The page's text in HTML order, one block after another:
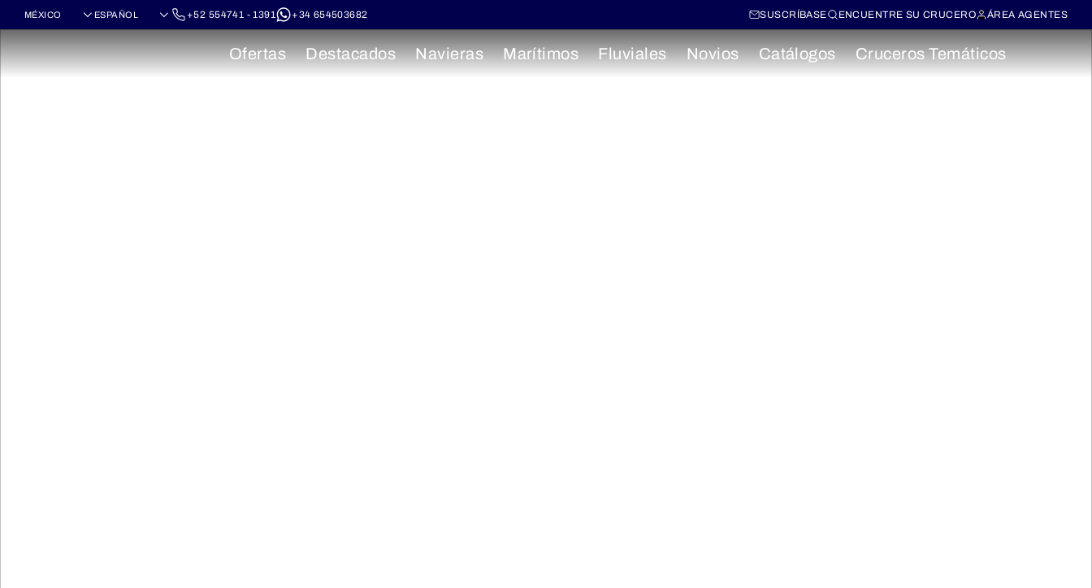
+52 554741 - 1391 +34 654503682 SUSCRÍBASE ENCUENTRE SU CRUCERO ÁREA AGENTES
Ofertas Destacados Navieras Marítimos Fluviales Novios Catálogos Cruceros Temáticos